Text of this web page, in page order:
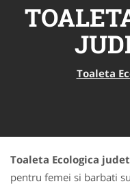
Toaleta
Toaleta Ecologica
pentru femei si barbati